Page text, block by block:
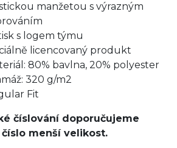
manžetou s výrazným
s logem týmu
licencovaný produkt
80% bavlna, 20% polyester
320 g/m2
Fit
číslování doporučujeme
číslo menší velikost.